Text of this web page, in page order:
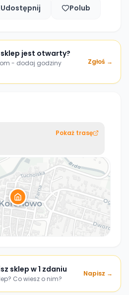
Udostępnij Polub
jest otwarty?
- dodaj godziny
Zgłoś →
Pokaż trasę
sklep w 1 zdaniu
Co wiesz o nim?
Napisz →